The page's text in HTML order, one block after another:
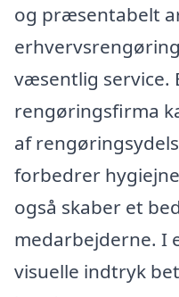
og præsentabelt
væsentlig service.
rengøringsfirma
af
forbedrer
også skaber et
medarbejderne. I
visuelle indtryk